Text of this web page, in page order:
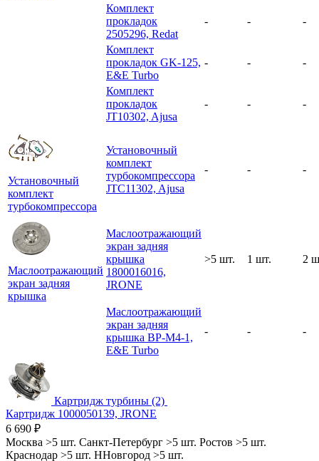
Комплект
прокладок
2505296, Redat
- - -
Комплект
прокладок GK-125,
E&E Turbo
- - -
Комплект
прокладок
JT10302, Ajusa
- - -
Установочный
комплект
турбокомпрессора
Установочный
комплект
турбокомпрессора
JTC11302, Ajusa
- - -
Маслоотражающий
экран задняя
крышка
Маслоотражающий
экран задняя
крышка
1800016016,
JRONE
>5 шт. 1 шт. 2
Маслоотражающий
экран задняя
крышка BP-M4-1,
E&E Turbo
- - -
Картридж турбины (2)
Картридж 1000050139, JRONE
6 690 ₽
Москва >5 шт. Санкт-Петербург >5 шт. Ростов >5 шт.
Краснодар >5 шт. ННовгород >5 шт.